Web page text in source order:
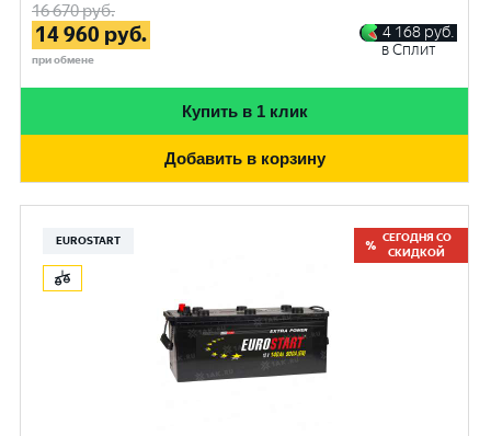
16 670руб.
14 960 руб.
при обмене
4 168 руб.
в Сплит
Купить в 1 клик
Добавить в корзину
EUROSTART
СЕГОДНЯ СО
СКИДКОЙ